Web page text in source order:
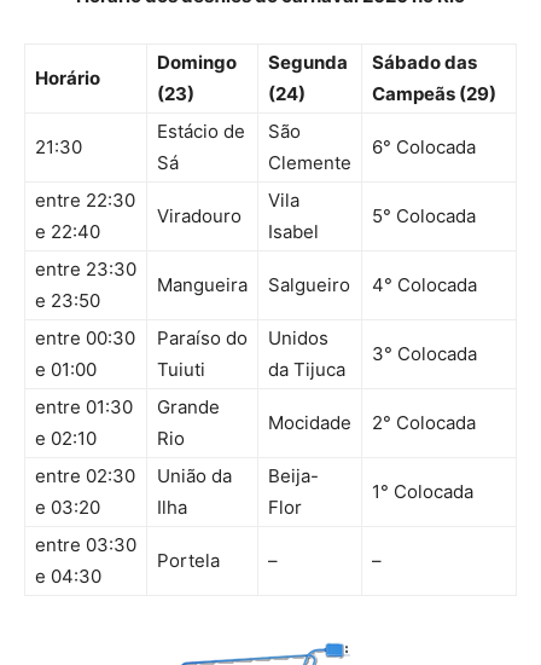
Horário
Domingo
(23)
Segunda
(24)
Sábado das
Campeãs (29)
21:30
Estácio de
Sá
São
Clemente
6° Colocada
entre 22:30
e 22:40
Viradouro
Vila
Isabel
5° Colocada
entre 23:30
e 23:50
Mangueira Salgueiro 4° Colocada
entre 00:30
e 01:00
Paraíso do
Tuiuti
Unidos
da Tijuca
3° Colocada
entre 01:30
e 02:10
Grande
Rio
Mocidade 2° Colocada
entre 02:30
e 03:20
União da
Ilha
Beija-
Flor
1° Colocada
entre 03:30
e 04:30
Portela – –